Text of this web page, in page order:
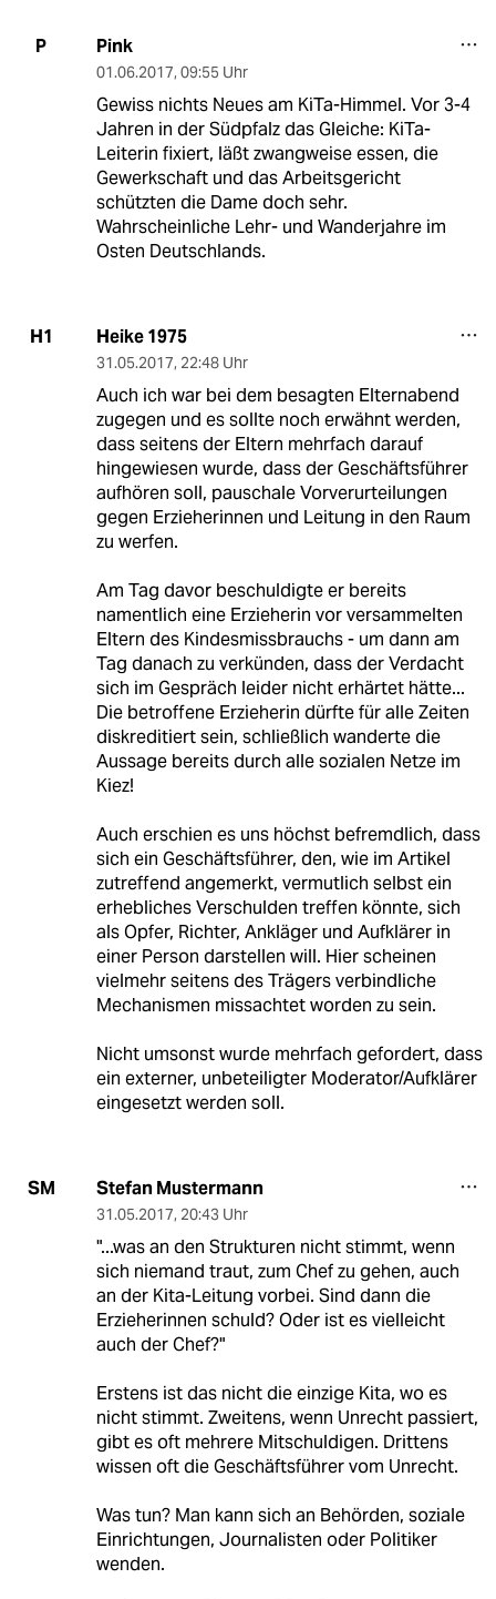
P Pink
01.06.2017, 09:55 Uhr
Gewiss nichts Neues am KiTa-Himmel. Vor 3-4
Jahren in der Südpfalz das Gleiche: KiTa-
Leiterin fixiert, läßt zwangweise essen, die
Gewerkschaft und das Arbeitsgericht
schützten die Dame doch sehr.
Wahrscheinliche Lehr- und Wanderjahre im
Osten Deutschlands.
H1 Heike 1975
31.05.2017, 22:48 Uhr
Auch ich war bei dem besagten Elternabend
zugegen und es sollte noch erwähnt werden,
dass seitens der Eltern mehrfach darauf
hingewiesen wurde, dass der Geschäftsführer
aufhören soll, pauschale Vorverurteilungen
gegen Erzieherinnen und Leitung in den Raum
zu werfen.
Am Tag davor beschuldigte er bereits
namentlich eine Erzieherin vor versammelten
Eltern des Kindesmissbrauchs - um dann am
Tag danach zu verkünden, dass der Verdacht
sich im Gespräch leider nicht erhärtet hätte...
Die betroffene Erzieherin dürfte für alle Zeiten
diskreditiert sein, schließlich wanderte die
Aussage bereits durch alle sozialen Netze im
Kiez!
Auch erschien es uns höchst befremdlich, dass
sich ein Geschäftsführer, den, wie im Artikel
zutreffend angemerkt, vermutlich selbst ein
erhebliches Verschulden treffen könnte, sich
als Opfer, Richter, Ankläger und Aufklärer in
einer Person darstellen will. Hier scheinen
vielmehr seitens des Trägers verbindliche
Mechanismen missachtet worden zu sein.
Nicht umsonst wurde mehrfach gefordert, dass
ein externer, unbeteiligter Moderator/Aufklärer
eingesetzt werden soll.
SM Stefan Mustermann
31.05.2017, 20:43 Uhr
"...was an den Strukturen nicht stimmt, wenn
sich niemand traut, zum Chef zu gehen, auch
an der Kita-Leitung vorbei. Sind dann die
Erzieherinnen schuld? Oder ist es vielleicht
auch der Chef?"
Erstens ist das nicht die einzige Kita, wo es
nicht stimmt. Zweitens, wenn Unrecht passiert,
gibt es oft mehrere Mitschuldigen. Drittens
wissen oft die Geschäftsführer vom Unrecht.
Was tun? Man kann sich an Behörden, soziale
Einrichtungen, Journalisten oder Politiker
wenden.